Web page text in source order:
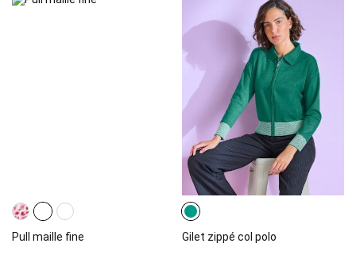
Pull maille fine Gilet zippé col polo